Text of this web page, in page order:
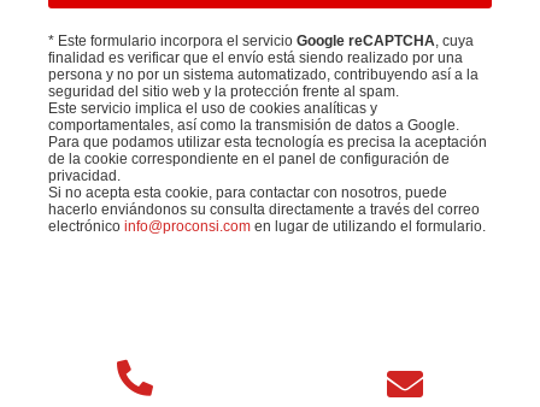
* Este formulario incorpora el servicio Google reCAPTCHA, cuya
finalidad es verificar que el envío está siendo realizado por una
persona y no por un sistema automatizado, contribuyendo así a la
seguridad del sitio web y la protección frente al spam.
Este servicio implica el uso de cookies analíticas y
comportamentales, así como la transmisión de datos a Google.
Para que podamos utilizar esta tecnología es precisa la aceptación
de la cookie correspondiente en el panel de configuración de
privacidad.
Si no acepta esta cookie, para contactar con nosotros, puede
hacerlo enviándonos su consulta directamente a través del correo
electrónico info@proconsi.com en lugar de utilizando el formulario.